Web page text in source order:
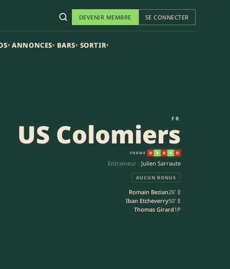
DEVENIR MEMBRE SE CONNECTER
▾ ANNONCES▾ BARS▾ SORTIR▾
FR
US Colomiers
FORME D V D V D
Entraineur : Julien Sarraute
AUCUN BONUS
Romain Bezian26' E
Iban Etcheverry50' E
Thomas Girard1P